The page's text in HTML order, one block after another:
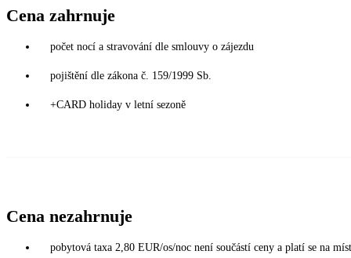
Cena zahrnuje
počet nocí a stravování dle smlouvy o zájezdu
pojištění dle zákona č. 159/1999 Sb.
+CARD holiday v letní sezoně
Cena nezahrnuje
pobytová taxa 2,80 EUR/os/noc není součástí ceny a platí se na